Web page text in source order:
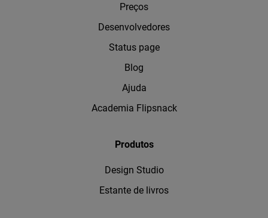
Preços
Desenvolvedores
Status page
Blog
Ajuda
Academia Flipsnack
Produtos
Design Studio
Estante de livros